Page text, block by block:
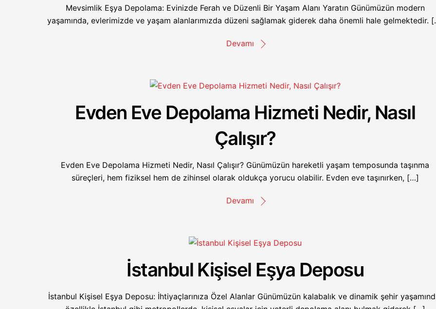
Mevsimlik Eşya Depolama: Evinizde Ferah ve Düzenli Bir Yaşam Alanı Yaratın Günümüzün modern
yaşamında, evlerimizde ve yaşam alanlarımızda düzeni sağlamak giderek daha önemli hale gelmektedir.
Devamı
Evden Eve Depolama Hizmeti Nedir, Nasıl
Çalışır?
Evden Eve Depolama Hizmeti Nedir, Nasıl Çalışır? Günümüzün hareketli yaşam temposunda taşınma
süreçleri, hem fiziksel hem de zihinsel olarak oldukça yorucu olabilir. Evden eve taşınırken, […]
Devamı
İstanbul Kişisel Eşya Deposu
İstanbul Kişisel Eşya Deposu: İhtiyaçlarınıza Özel Alanlar Günümüzün kalabalık ve dinamik şehir